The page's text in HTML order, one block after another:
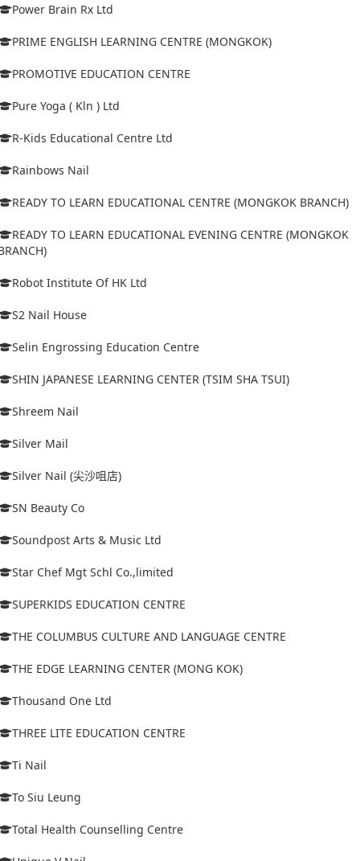
Power Brain Rx Ltd
PRIME ENGLISH LEARNING CENTRE (MONGKOK)
PROMOTIVE EDUCATION CENTRE
Pure Yoga ( Kln ) Ltd
R-Kids Educational Centre Ltd
Rainbows Nail
READY TO LEARN EDUCATIONAL CENTRE (MONGKOK BRANCH)
READY TO LEARN EDUCATIONAL EVENING CENTRE (MONGKOK
Robot Institute Of HK Ltd
S2 Nail House
Selin Engrossing Education Centre
SHIN JAPANESE LEARNING CENTER (TSIM SHA TSUI)
Shreem Nail
Silver Mail
Silver Nail (尖沙咀店)
SN Beauty Co
Soundpost Arts & Music Ltd
Star Chef Mgt Schl Co.,limited
SUPERKIDS EDUCATION CENTRE
THE COLUMBUS CULTURE AND LANGUAGE CENTRE
THE EDGE LEARNING CENTER (MONG KOK)
Thousand One Ltd
THREE LITE EDUCATION CENTRE
Ti Nail
To Siu Leung
Total Health Counselling Centre